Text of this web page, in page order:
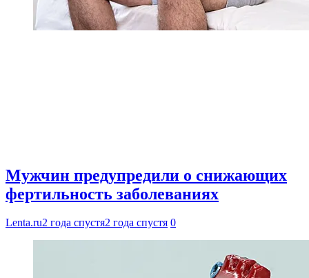
Мужчин предупредили о снижающих
фертильность заболеваниях
Lenta.ru2 года спустя2 года спустя 0